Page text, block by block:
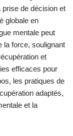
de décision et
globale en
mentale peut
la force, soulignant
et
efficaces pour
les pratiques de
adaptés,
et la